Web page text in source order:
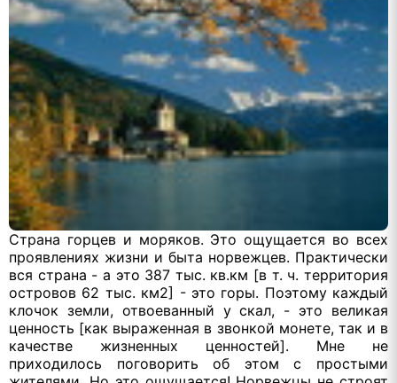
Страна горцев и моряков. Это ощущается во всех
проявлениях жизни и быта норвежцев. Практически
вся страна - а это 387 тыс. кв.км [в т. ч. территория
островов 62 тыс. км2] - это горы. Поэтому каждый
клочок земли, отвоеванный у скал, - это великая
ценность [как выраженная в звонкой монете, так и в
качестве жизненных ценностей]. Мне не
приходилось поговорить об этом с простыми